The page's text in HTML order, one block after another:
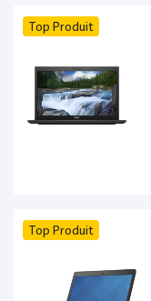
Top Produit
Top Produit